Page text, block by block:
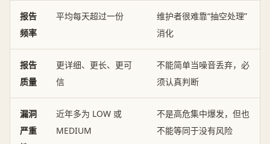
报告
频率
平均每天超过一份
维护者很难靠“抽空处理”
消化
报告
质量
更详细、更长、更可
信
不能简单当噪音丢弃，必
须认真判断
漏洞
严重
近年多为 LOW 或
MEDIUM
不是高危集中爆发，但也
不能等同于没有风险